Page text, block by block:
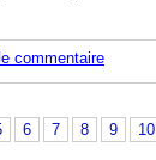
commentaire
6 7 8 9 10